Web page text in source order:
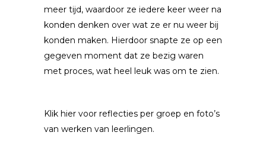
meer tijd, waardoor ze iedere keer weer na
konden denken over wat ze er nu weer bij
konden maken. Hierdoor snapte ze op een
gegeven moment dat ze bezig waren
met proces, wat heel leuk was om te zien.
Klik hier voor reflecties per groep en foto’s
van werken van leerlingen.